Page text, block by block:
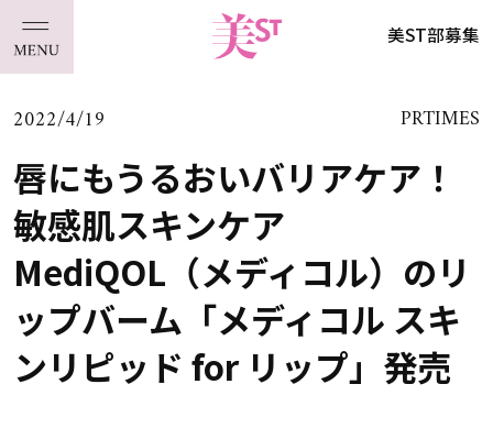
美ST部募集
2022/4/19 PRTIMES
唇にもうるおいバリアケア！
敏感肌スキンケア
MediQOL（メディコル）のリ
ップバーム「メディコル スキ
ンリピッド for リップ」発売